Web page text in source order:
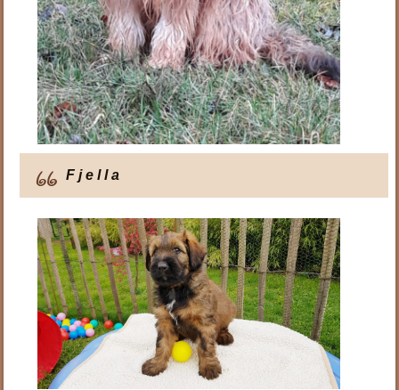
F j e l l a